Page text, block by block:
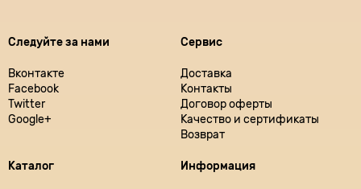
Следуйте за нами
Вконтакте
Facebook
Twitter
Google+
Сервис
Доставка
Контакты
Договор оферты
Качество и сертификаты
Возврат
Каталог Информация